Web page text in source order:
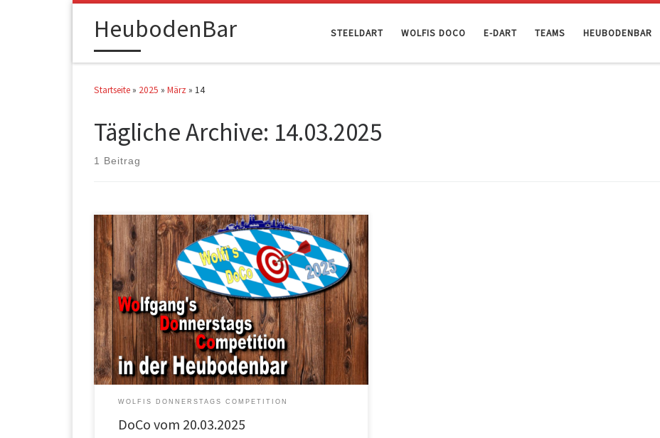
Zum Inhalt springenHeubodenBar STEELDART WOLFIS DOCO E-DART TEAMS HEUBODENBAR
Startseite » 2025 » März » 14
Tägliche Archive: 14.03.2025
1 Beitrag
Nach dem Turnier wird hier die erspielte Reihenfolge
veröffentlicht. Name 1 Martin […]
WOLFIS DONNERSTAGS COMPETITION
DoCo vom 20.03.2025